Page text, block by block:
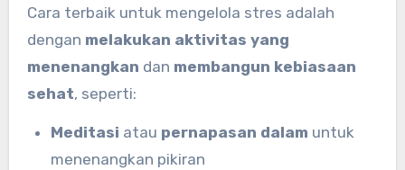
Cara terbaik untuk mengelola stres adalah
dengan melakukan aktivitas yang
menenangkan dan membangun kebiasaan
sehat, seperti:
Meditasi atau pernapasan dalam untuk
menenangkan pikiran